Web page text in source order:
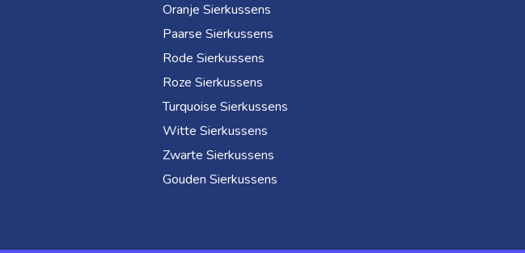
Oranje Sierkussens
Paarse Sierkussens
Rode Sierkussens
Roze Sierkussens
Turquoise Sierkussens
Witte Sierkussens
Zwarte Sierkussens
Gouden Sierkussens